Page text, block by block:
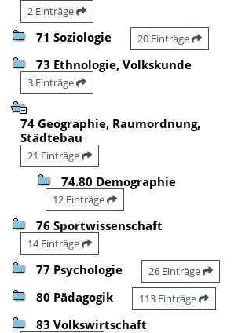
2 Einträge
71 Soziologie 20 Einträge
73 Ethnologie, Volkskunde
3 Einträge
74 Geographie, Raumordnung,
Städtebau
21 Einträge
74.80 Demographie
12 Einträge
76 Sportwissenschaft
14 Einträge
77 Psychologie 26 Einträge
80 Pädagogik 113 Einträge
83 Volkswirtschaft